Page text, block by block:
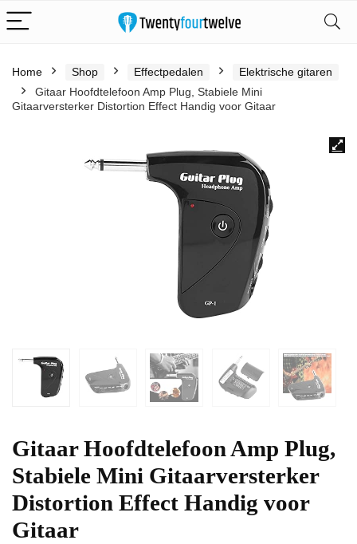
Home Shop Effectpedalen
Elektrische gitaren
Gitaar Hoofdtelefoon Amp Plug, Stabiele Mini
Gitaarversterker Distortion Effect Handig voor Gitaar
Gitaar Hoofdtelefoon Amp Plug,
Stabiele Mini Gitaarversterker
Distortion Effect Handig voor
Gitaar